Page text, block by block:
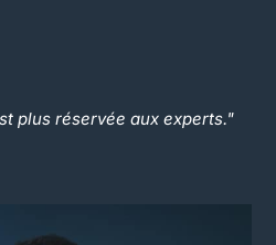
plus réservée aux experts."